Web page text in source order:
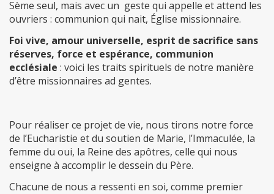
Sème seul, mais avec un geste qui appelle et attend les
ouvriers : communion qui nait, Église missionnaire.
Foi vive, amour universelle, esprit de sacrifice sans
réserves, force et espérance, communion
ecclésiale : voici les traits spirituels de notre manière
d’être missionnaires ad gentes.
Pour réaliser ce projet de vie, nous tirons notre force
de l’Eucharistie et du soutien de Marie, l’Immaculée, la
femme du oui, la Reine des apôtres, celle qui nous
enseigne à accomplir le dessein du Père.
Chacune de nous a ressenti en soi, comme premier